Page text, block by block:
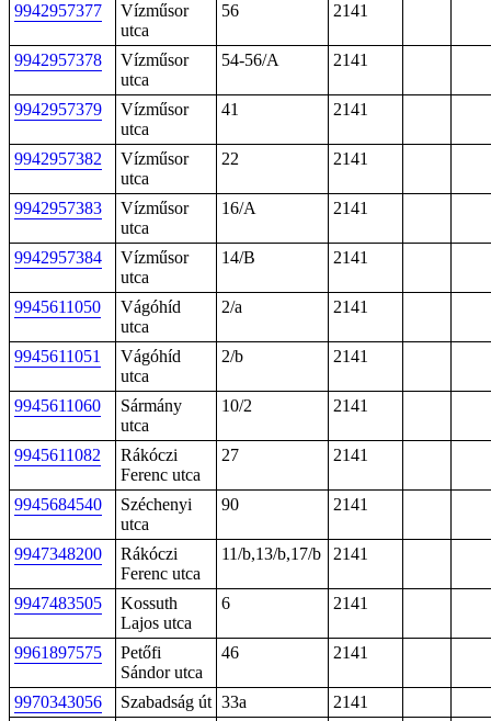
9942957377
Vízműsor
utca
56 2141
9942957378
Vízműsor
utca
54-56/A 2141
9942957379
Vízműsor
utca
41 2141
9942957382
Vízműsor
utca
22 2141
9942957383
Vízműsor
utca
16/A 2141
9942957384
Vízműsor
utca
14/B 2141
9945611050
Vágóhíd
utca
2/a 2141
9945611051
Vágóhíd
utca
2/b 2141
9945611060
Sármány
utca
10/2 2141
9945611082
Rákóczi
Ferenc utca
27 2141
9945684540
Széchenyi
utca
90 2141
9947348200
Rákóczi
Ferenc utca
11/b,13/b,17/b 2141
9947483505
Kossuth
Lajos utca
6 2141
9961897575
Petőfi
Sándor utca
46 2141
9970343056 Szabadság út 33a
2141